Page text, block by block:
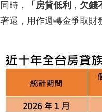
同時， 「房貸低利，欠錢
著還，用作週轉金爭取財